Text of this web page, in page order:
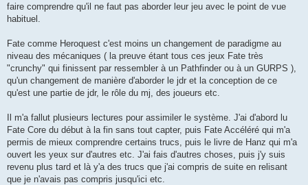
faire comprendre qu'il ne faut pas aborder leur jeu avec le point de vue
habituel.
Fate comme Heroquest c'est moins un changement de paradigme au
niveau des mécaniques ( la preuve étant tous ces jeux Fate très
"crunchy" qui finissent par ressembler à un Pathfinder ou à un GURPS ),
qu'un changement de manière d'aborder le jdr et la conception de ce
qu'est une partie de jdr, le rôle du mj, des joueurs etc.
Il m'a fallut plusieurs lectures pour assimiler le système. J'ai d'abord lu
Fate Core du début à la fin sans tout capter, puis Fate Accéléré qui m'a
permis de mieux comprendre certains trucs, puis le livre de Hanz qui m'a
ouvert les yeux sur d'autres etc. J'ai fais d'autres choses, puis j'y suis
revenu plus tard et là y'a des trucs que j'ai compris de suite en relisant
que je n'avais pas compris jusqu'ici etc.